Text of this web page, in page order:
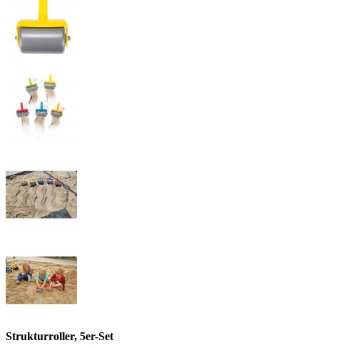
Strukturroller, 5er-Set